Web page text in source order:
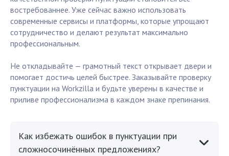
востребованнее. Уже сейчас важно использовать
современные сервисы и платформы, которые упрощают
сотрудничество и делают результат максимально
профессиональным.
Не откладывайте — грамотный текст открывает двери и
помогает достичь целей быстрее. Заказывайте проверку
пунктуации на Workzilla и будьте уверены в качестве и
приливе профессионализма в каждом знаке препинания.
Как избежать ошибок в пунктуации при
сложносочинённых предложениях?